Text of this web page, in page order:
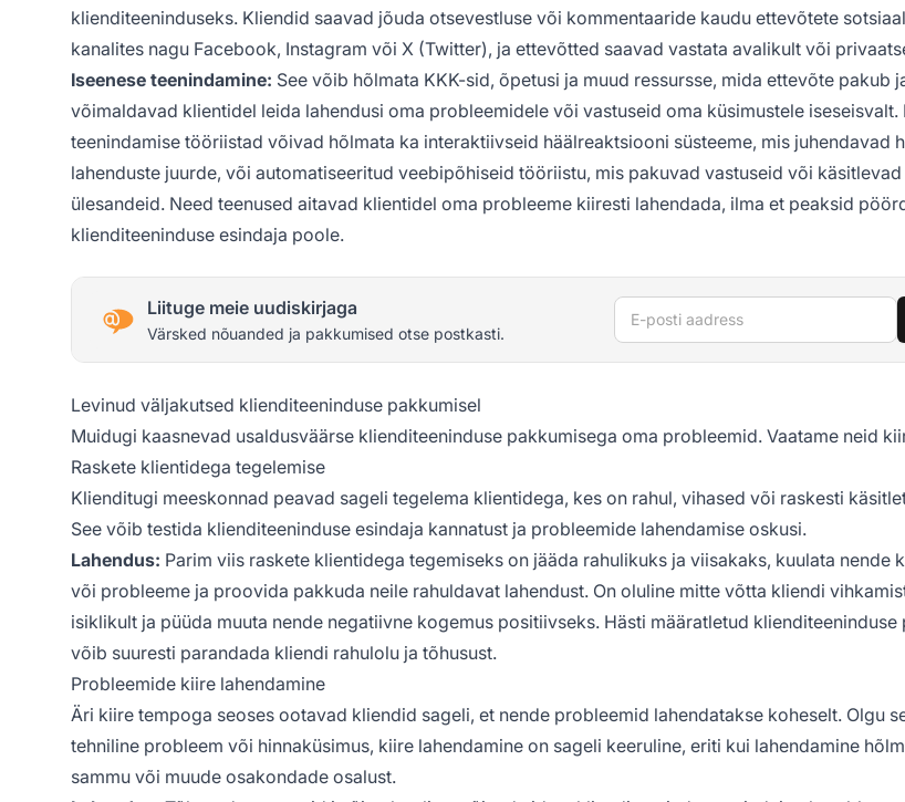
klienditeeninduseks. Kliendid saavad jõuda otsevestluse või kommentaaride kaudu ettevõtete
kanalites nagu Facebook, Instagram või X (Twitter), ja ettevõtted saavad vastata avalikult või
Iseenese teenindamine: See võib hõlmata KKK-sid, õpetusi ja muud ressursse, mida ettevõte pakub
võimaldavad klientidel leida lahendusi oma probleemidele või vastuseid oma küsimustele iseseisvalt.
teenindamise tööriistad võivad hõlmata ka interaktiivseid häälreaktsiooni süsteeme, mis juhendavad
lahenduste juurde, või automatiseeritud veebipõhiseid tööriistu, mis pakuvad vastuseid või
ülesandeid. Need teenused aitavad klientidel oma probleeme kiiresti lahendada, ilma et peaksid
klienditeeninduse esindaja poole.
Liituge meie uudiskirjaga
Värsked nõuanded ja pakkumised otse postkasti.
E-posti aadress
Levinud väljakutsed klienditeeninduse pakkumisel
Muidugi kaasnevad usaldusväärse klienditeeninduse pakkumisega oma probleemid. Vaatame neid
Raskete klientidega tegelemise
Klienditugi meeskonnad peavad sageli tegelema klientidega, kes on rahul, vihased või raskesti
See võib testida klienditeeninduse esindaja kannatust ja probleemide lahendamise oskusi.
Lahendus: Parim viis raskete klientidega tegemiseks on jääda rahulikuks ja viisakaks, kuulata nende
või probleeme ja proovida pakkuda neile rahuldavat lahendust. On oluline mitte võtta kliendi
isiklikult ja püüda muuta nende negatiivne kogemus positiivseks. Hästi määratletud klienditeeninduse
võib suuresti parandada kliendi rahulolu ja tõhusust.
Probleemide kiire lahendamine
Äri kiire tempoga seoses ootavad kliendid sageli, et nende probleemid lahendatakse koheselt. Olgu
tehniline probleem või hinnaküsimus, kiire lahendamine on sageli keeruline, eriti kui lahendamine
sammu või muude osakondade osalust.